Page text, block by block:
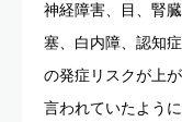
神経障害、目、腎
塞、白内障、認知
の発症リスクが上
言われていたよう